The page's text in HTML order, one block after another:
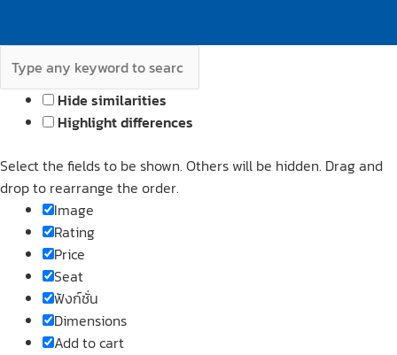
Hide similarities
Highlight differences
Select the fields to be shown. Others will be hidden. Drag and
drop to rearrange the order.
Image
Rating
Price
Seat
ฟังก์ชั่น
Dimensions
Add to cart